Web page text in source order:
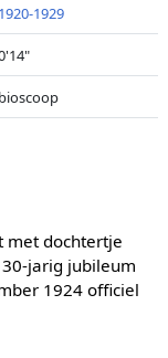
1920-1929
bioscoop
met dochtertje
jarig jubileum
1924 officiel